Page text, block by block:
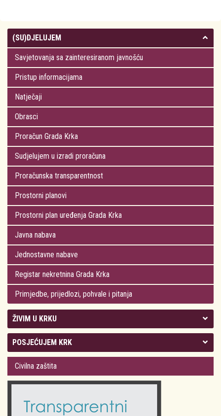
(SU)DJELUJEM
Savjetovanja sa zainteresiranom javnošću
Pristup informacijama
Natječaji
Obrasci
Proračun Grada Krka
Sudjelujem u izradi proračuna
Proračunska transparentnost
Prostorni planovi
Prostorni plan uređenja Grada Krka
Javna nabava
Jednostavne nabave
Registar nekretnina Grada Krka
Primjedbe, prijedlozi, pohvale i pitanja
ŽIVIM U KRKU
Kolegij gradonačelnika
Gradsko vijeće
Odluke Grada Krka (Službene novine PGŽ)
POSJEĆUJEM KRK
Plan Grada Krka
Krk 360° VR panorama
Krk uživo
Civilna zaštita